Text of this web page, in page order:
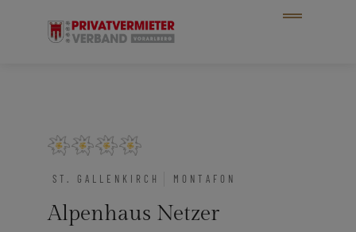
ST. GALLENKIRCH MONTAFON
Alpenhaus Netzer